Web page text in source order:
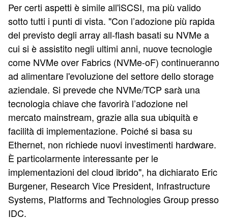
Per certi aspetti è simile all'iSCSI, ma più valido
sotto tutti i punti di vista. "Con l’adozione più rapida
del previsto degli array all-flash basati su NVMe a
cui si è assistito negli ultimi anni, nuove tecnologie
come NVMe over Fabrics (NVMe-oF) continueranno
ad alimentare l'evoluzione del settore dello storage
aziendale. Si prevede che NVMe/TCP sarà una
tecnologia chiave che favorirà l’adozione nel
mercato mainstream, grazie alla sua ubiquità e
facilità di implementazione. Poiché si basa su
Ethernet, non richiede nuovi investimenti hardware.
È particolarmente interessante per le
implementazioni del cloud ibrido", ha dichiarato Eric
Burgener, Research Vice President, Infrastructure
Systems, Platforms and Technologies Group presso
IDC.